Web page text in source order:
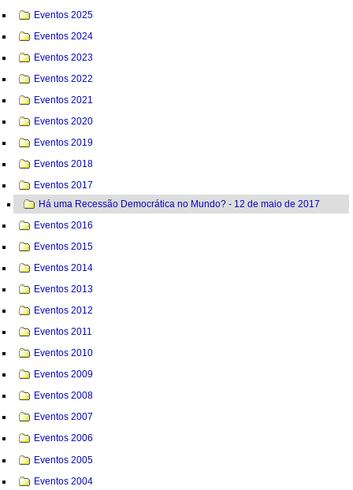
Eventos 2025
Eventos 2024
Eventos 2023
Eventos 2022
Eventos 2021
Eventos 2020
Eventos 2019
Eventos 2018
Eventos 2017
Há uma Recessão Democrática no Mundo? - 12 de maio de 2017
Eventos 2016
Eventos 2015
Eventos 2014
Eventos 2013
Eventos 2012
Eventos 2011
Eventos 2010
Eventos 2009
Eventos 2008
Eventos 2007
Eventos 2006
Eventos 2005
Eventos 2004